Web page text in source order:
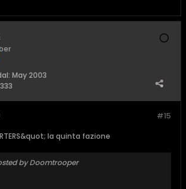
May 2003
#15
la quinta fazione
by Doomtrooper